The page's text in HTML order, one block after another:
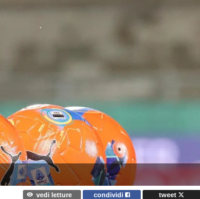
vedi letture condividi tweet